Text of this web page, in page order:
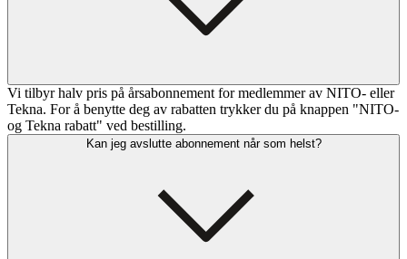
Vi tilbyr halv pris på årsabonnement for medlemmer av NITO- eller
Tekna. For å benytte deg av rabatten trykker du på knappen "NITO-
og Tekna rabatt" ved bestilling.
Kan jeg avslutte abonnement når som helst?